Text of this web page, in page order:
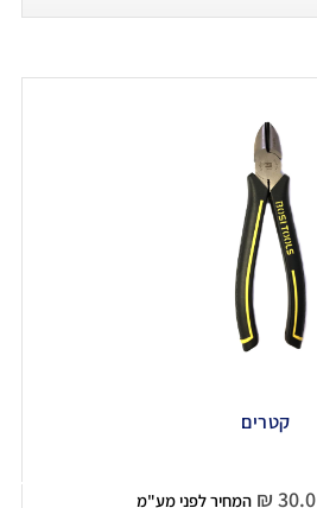
קטרים
₪ 30.0 המחיר לפני מע"מ